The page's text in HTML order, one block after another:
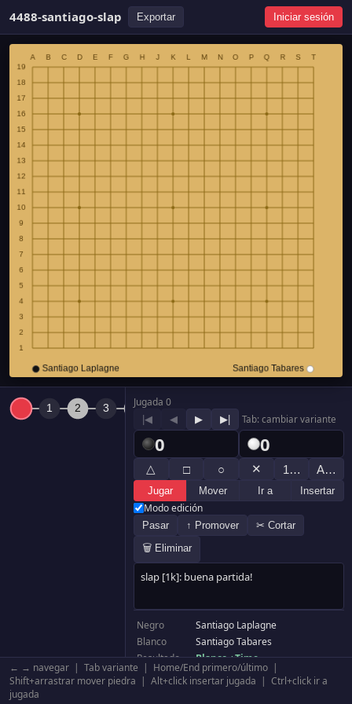
4488-santiago-slap Exportar Iniciar sesión
Jugada 0
|◀ ◀ ▶ ▶| Tab: cambiar variante
0 0
△ □ ○ ✕ 1… A…
Jugar Mover Ir a Insertar
Modo edición
Pasar ↑ Promover
✂ Cortar
🗑 Eliminar
Negro
Santiago Laplagne
Blanco
Santiago Tabares
Resultado
Blanco +Time
Komi
6.50
Tablero
← → navegar | Tab variante | Home/End primero/último |
Shift+arrastrar mover piedra | Alt+click insertar jugada | Ctrl+click ir a
jugada